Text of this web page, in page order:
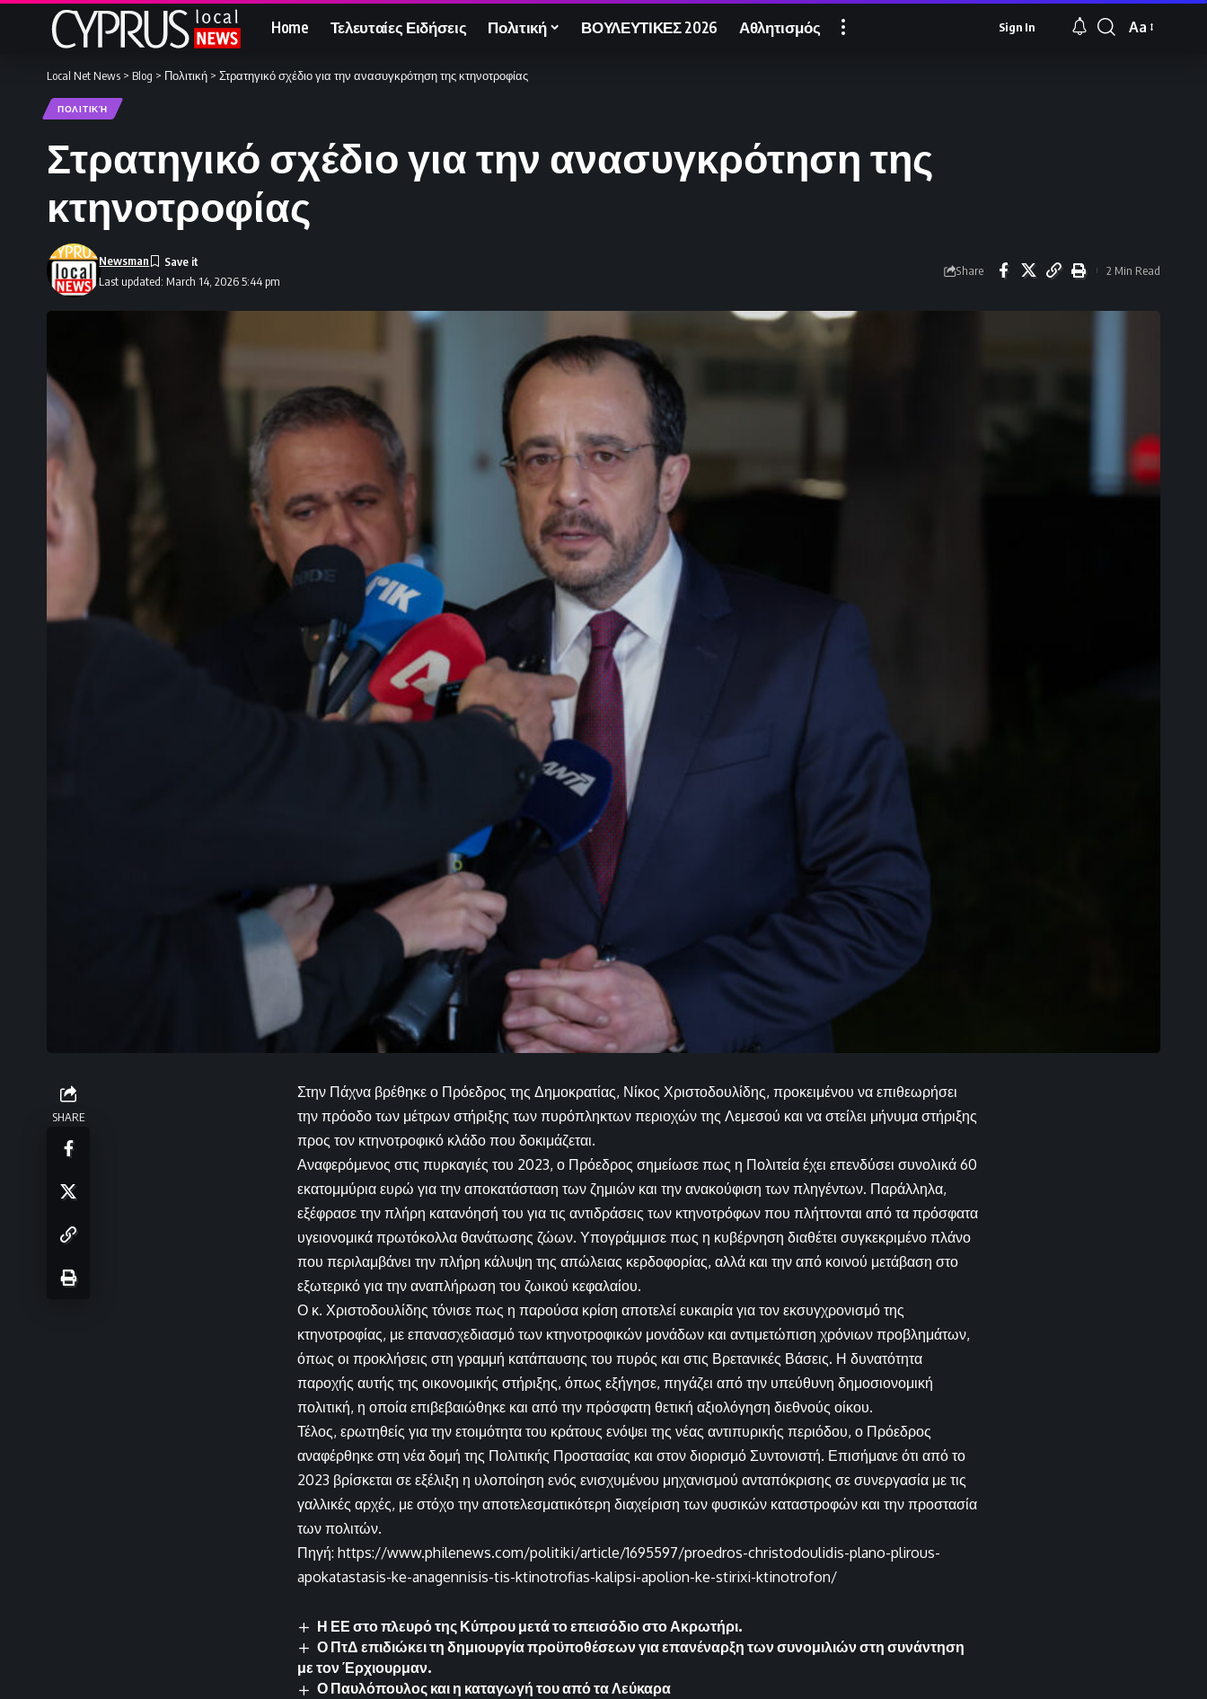
Home Τελευταίες Ειδήσεις Πολιτική ΒΟΥΛΕΥΤΙΚΕΣ 2026 Αθλητισμός Sign In
Font
Aa
Local Net News > Blog > Πολιτική > Στρατηγικό σχέδιο για την ανασυγκρότηση της κτηνοτροφίας
ΠΟΛΙΤΙΚΉ
Στρατηγικό σχέδιο για την ανασυγκρότηση της
κτηνοτροφίας
Last updated: March 14, 2026 5:44 pm
Newsman
Share 2 Min Read
SHARE
Στην Πάχνα βρέθηκε ο Πρόεδρος της Δημοκρατίας, Νίκος Χριστοδουλίδης, προκειμένου να επιθεωρήσει
την πρόοδο των μέτρων στήριξης των πυρόπληκτων περιοχών της Λεμεσού και να στείλει μήνυμα στήριξης
προς τον κτηνοτροφικό κλάδο που δοκιμάζεται.
Αναφερόμενος στις πυρκαγιές του 2023, ο Πρόεδρος σημείωσε πως η Πολιτεία έχει επενδύσει συνολικά 60
εκατομμύρια ευρώ για την αποκατάσταση των ζημιών και την ανακούφιση των πληγέντων. Παράλληλα,
εξέφρασε την πλήρη κατανόησή του για τις αντιδράσεις των κτηνοτρόφων που πλήττονται από τα πρόσφατα
υγειονομικά πρωτόκολλα θανάτωσης ζώων. Υπογράμμισε πως η κυβέρνηση διαθέτει συγκεκριμένο πλάνο
που περιλαμβάνει την πλήρη κάλυψη της απώλειας κερδοφορίας, αλλά και την από κοινού μετάβαση στο
εξωτερικό για την αναπλήρωση του ζωικού κεφαλαίου.
Ο κ. Χριστοδουλίδης τόνισε πως η παρούσα κρίση αποτελεί ευκαιρία για τον εκσυγχρονισμό της
κτηνοτροφίας, με επανασχεδιασμό των κτηνοτροφικών μονάδων και αντιμετώπιση χρόνιων προβλημάτων,
όπως οι προκλήσεις στη γραμμή κατάπαυσης του πυρός και στις Βρετανικές Βάσεις. Η δυνατότητα
παροχής αυτής της οικονομικής στήριξης, όπως εξήγησε, πηγάζει από την υπεύθυνη δημοσιονομική
πολιτική, η οποία επιβεβαιώθηκε και από την πρόσφατη θετική αξιολόγηση διεθνούς οίκου.
Τέλος, ερωτηθείς για την ετοιμότητα του κράτους ενόψει της νέας αντιπυρικής περιόδου, ο Πρόεδρος
αναφέρθηκε στη νέα δομή της Πολιτικής Προστασίας και στον διορισμό Συντονιστή. Επισήμανε ότι από το
2023 βρίσκεται σε εξέλιξη η υλοποίηση ενός ενισχυμένου μηχανισμού ανταπόκρισης σε συνεργασία με τις
γαλλικές αρχές, με στόχο την αποτελεσματικότερη διαχείριση των φυσικών καταστροφών και την προστασία
των πολιτών.
Πηγή: https://www.philenews.com/politiki/article/1695597/proedros-christodoulidis-plano-plirous-
apokatastasis-ke-anagennisis-tis-ktinotrofias-kalipsi-apolion-ke-stirixi-ktinotrofon/
Η ΕΕ στο πλευρό της Κύπρου μετά το επεισόδιο στο Ακρωτήρι.
Ο ΠτΔ επιδιώκει τη δημιουργία προϋποθέσεων για επανέναρξη των συνομιλιών στη συνάντηση
με τον Έρχιουρμαν.
Ο Παυλόπουλος και η καταγωγή του από τα Λεύκαρα